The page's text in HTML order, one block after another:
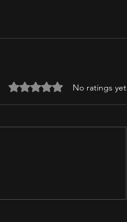
Rated 0 out of 5 stars.
No ratings yet